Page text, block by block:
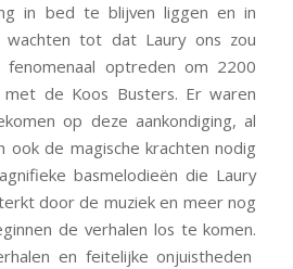
in bed te blijven liggen en in
tot dat Laury ons zou
optreden om 2200
met de Koos Busters. Er waren
op deze aankondiging, al
ook de magische krachten nodig
basmelodieën die Laury
door de muziek en meer nog
de verhalen los te komen.
en feitelijke onjuistheden